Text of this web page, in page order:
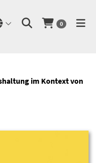
0
im Kontext von